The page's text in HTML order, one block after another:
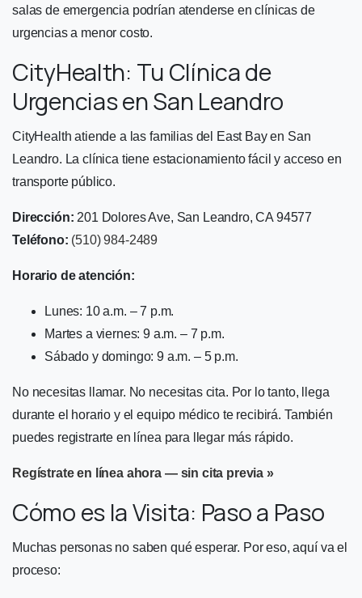
salas de emergencia podrían atenderse en clínicas de
urgencias a menor costo.
CityHealth: Tu Clínica de
Urgencias en San Leandro
CityHealth atiende a las familias del East Bay en San
Leandro. La clínica tiene estacionamiento fácil y acceso en
transporte público.
Dirección: 201 Dolores Ave, San Leandro, CA 94577
Teléfono: (510) 984-2489
Horario de atención:
Lunes: 10 a.m. – 7 p.m.
Martes a viernes: 9 a.m. – 7 p.m.
Sábado y domingo: 9 a.m. – 5 p.m.
No necesitas llamar. No necesitas cita. Por lo tanto, llega
durante el horario y el equipo médico te recibirá. También
puedes registrarte en línea para llegar más rápido.
Regístrate en línea ahora — sin cita previa »
Cómo es la Visita: Paso a Paso
Muchas personas no saben qué esperar. Por eso, aquí va el
proceso: